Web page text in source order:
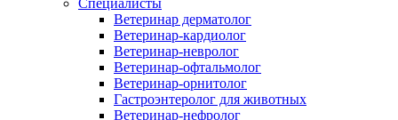
Специалисты
Ветеринар дерматолог
Ветеринар-кардиолог
Ветеринар-невролог
Ветеринар-офтальмолог
Ветеринар-орнитолог
Гастроэнтеролог для животных
Ветеринар-нефролог